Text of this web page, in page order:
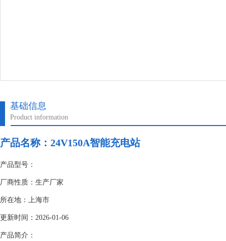
基础信息
Product information
产品名称： 24V150A智能充电站
产品型号：
厂商性质：生产厂家
所在地：上海市
更新时间：2026-01-06
产品简介：